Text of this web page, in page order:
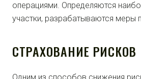
операциями. Определяются
участки, разрабатываются меры
СТРАХОВАНИЕ РИСКОВ